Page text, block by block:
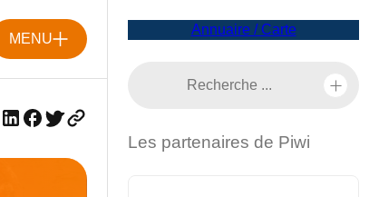
MENU
Annuaire / Carte
Les partenaires de Piwi